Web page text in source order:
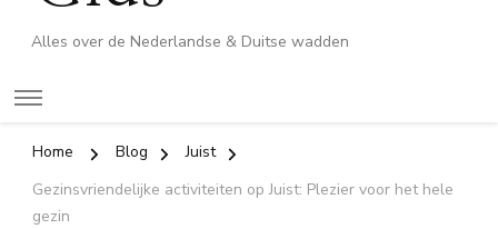
Alles over de Nederlandse & Duitse wadden
Home Blog
Juist
Gezinsvriendelijke activiteiten op Juist: Plezier voor het hele
gezin